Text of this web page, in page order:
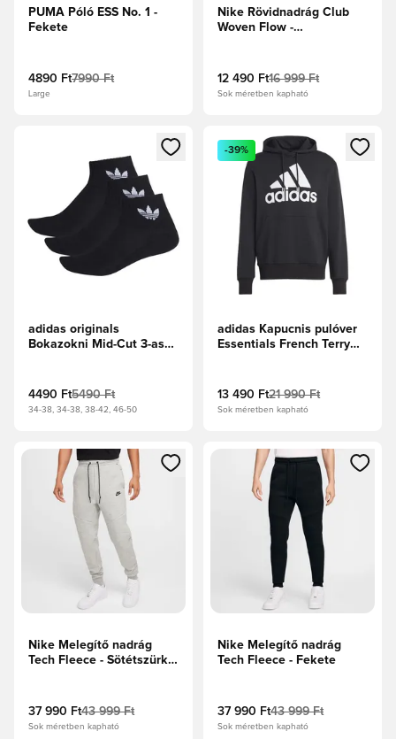
PUMA Póló ESS No. 1 -
Fekete
4890 Ft7990 Ft
Large
Nike Rövidnadrág Club
Woven Flow -
12 490 Ft16 999 Ft
Sok méretben kapható
Megnyit egy modált a bejelentkezéshez vagy a tagként
adidas originals
Bokazokni Mid-Cut 3-as
4490 Ft5490 Ft
34-38, 34-38, 38-42, 46-50
Megnyit egy modált a
-39%
adidas Kapucnis pulóver
Essentials French Terry
13 490 Ft21 990 Ft
Sok méretben kapható
Megnyit egy modált a bejelentkezéshez vagy a tagként való
Nike Melegítő nadrág
Tech Fleece - Sötétszürke
37 990 Ft43 999 Ft
Sok méretben kapható
Megnyit egy modált a
Nike Melegítő nadrág
Tech Fleece - Fekete
37 990 Ft43 999 Ft
Sok méretben kapható